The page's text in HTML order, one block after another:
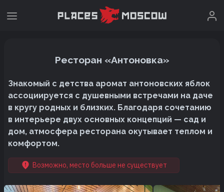
Ресторан «Антоновка»
Знакомый с детства аромат антоновских яблок
ассоциируется с душевными встречами на даче
в кругу родных и близких. Благодаря сочетанию
в интерьере двух основных концепций — сад и
дом, атмосфера ресторана окутывает теплом и
комфортом.
Возможно, место больше не существует